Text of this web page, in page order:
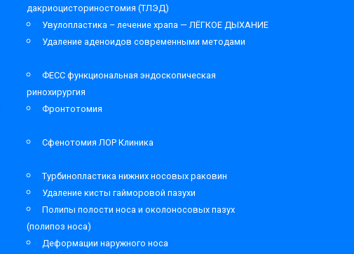
дакриоцисториностомия (ТЛЭД)
Увулопластика – лечение храпа — ЛЁГКОЕ ДЫХАНИЕ
Удаление аденоидов современными методами
ФЕСС функциональная эндоскопическая
ринохирургия
Фронтотомия
Сфенотомия ЛОР Клиника
Турбинопластика нижних носовых раковин
Удаление кисты гайморовой пазухи
Полипы полости носа и околоносовых пазух
(полипоз носа)
Деформации наружного носа